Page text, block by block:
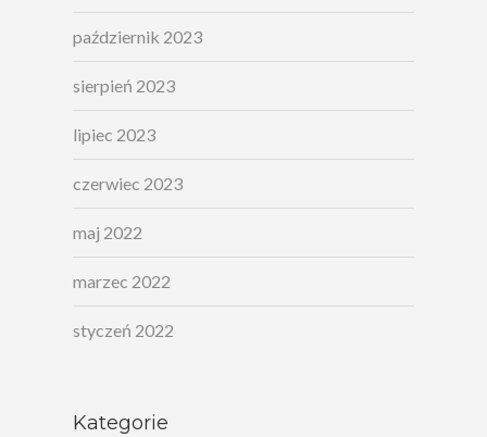
październik 2023
sierpień 2023
lipiec 2023
czerwiec 2023
maj 2022
marzec 2022
styczeń 2022
Kategorie